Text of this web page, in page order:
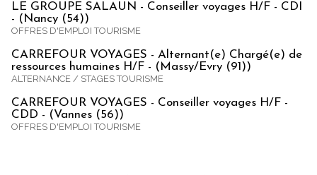
LE GROUPE SALAUN - Conseiller voyages H/F - CDI
- (Nancy (54))
OFFRES D'EMPLOI TOURISME
CARREFOUR VOYAGES - Alternant(e) Chargé(e) de
ressources humaines H/F - (Massy/Evry (91))
ALTERNANCE / STAGES TOURISME
CARREFOUR VOYAGES - Conseiller voyages H/F -
CDD - (Vannes (56))
OFFRES D'EMPLOI TOURISME